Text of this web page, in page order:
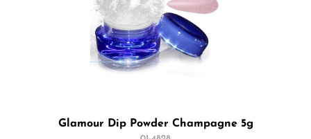
Glamour Dip Powder Champagne 5g